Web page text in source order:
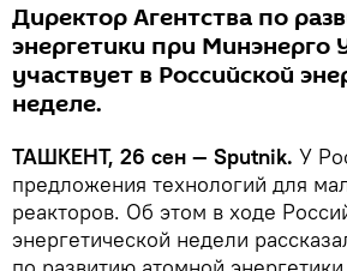
Директор Агентства по
энергетики при Минэнерго
участвует в Российской
неделе.
ТАШКЕНТ, 26 сен — Sputnik. У
предложения технологий для
реакторов. Об этом в ходе
энергетической недели